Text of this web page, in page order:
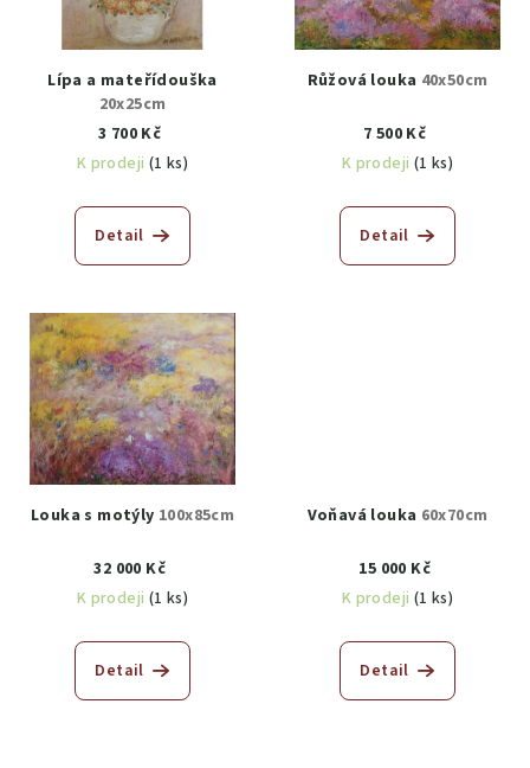
Lípa a mateřídouška
20x25cm
3 700 Kč
K prodeji (1 ks)
Detail
Růžová louka 40x50cm
7 500 Kč
K prodeji (1 ks)
Detail
Louka s motýly 100x85cm
32 000 Kč
K prodeji (1 ks)
Detail
Voňavá louka 60x70cm
15 000 Kč
K prodeji (1 ks)
Detail